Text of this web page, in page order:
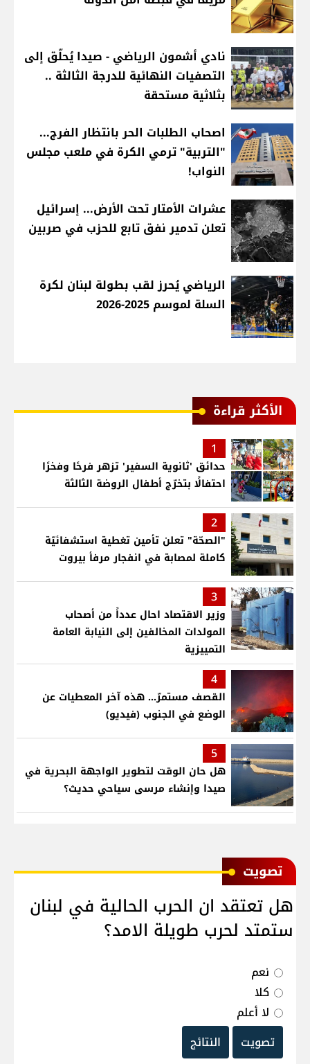
نادي أشمون الرياضي - صيدا يُحلّق إلى
التصفيات النهائية للدرجة الثالثة ..
بثلاثية مستحقة
اصحاب الطلبات الحر بانتظار الفرج...
"التربية" ترمي الكرة في ملعب مجلس
النواب!
عشرات الأمتار تحت الأرض... إسرائيل
تعلن تدمير نفق تابع للحزب في صربين
الرياضي يُحرز لقب بطولة لبنان لكرة
السلة لموسم 2025-2026
الأكثر قراءة
1
حدائق 'ثانوية السفير' تزهر فرحًا وفخرًا
احتفالًا بتخرّج أطفال الروضة الثالثة
2
"الصحّة" تعلن تأمين تغطية استشفائيّة
كاملة لمصابة في انفجار مرفأ بيروت
3
وزير الاقتصاد احال عدداً من أصحاب
المولدات المخالفين إلى النيابة العامة
التمييزية
4
القصف مستمرّ... هذه آخر المعطيات عن
الوضع في الجنوب (فيديو)
5
هل حان الوقت لتطوير الواجهة البحرية في
صيدا وإنشاء مرسى سياحي حديث؟
ﺗﺼﻮﻳﺖ
هل تعتقد ان الحرب الحالية في لبنان
ستمتد لحرب طويلة الامد؟
نعم
كلا
لا أعلم
تصويت
النتائج